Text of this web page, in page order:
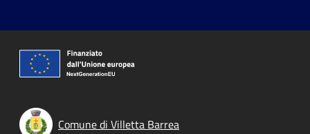
Comune di Villetta Barrea